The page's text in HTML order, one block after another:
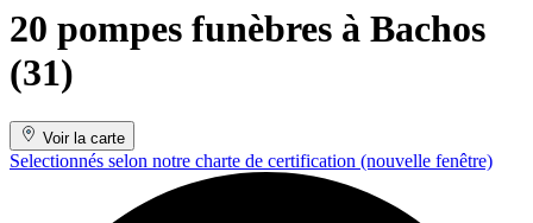
20 pompes funèbres à Bachos
(31)
Voir la carte
Selectionnés selon notre charte de certification (nouvelle fenêtre)